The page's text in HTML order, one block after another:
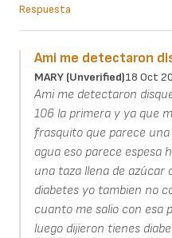
Respuesta
Ami me detectaron
MARY (unverified)18 Oct
Ami me detectaron
106 la primera y ya que
frasquito que parece
agua eso parece espesa
una taza llena de azúcar
diabetes yo tambien no
cuanto me salio con esa
luego dijieron tienes